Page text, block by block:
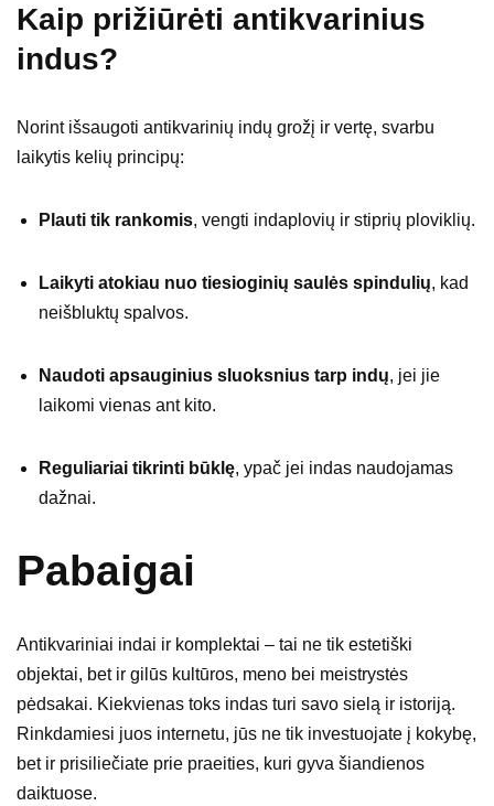
Kaip prižiūrėti antikvarinius
indus?
Norint išsaugoti antikvarinių indų grožį ir vertę, svarbu
laikytis kelių principų:
Plauti tik rankomis, vengti indaplovių ir stiprių ploviklių.
Laikyti atokiau nuo tiesioginių saulės spindulių, kad
neišbluktų spalvos.
Naudoti apsauginius sluoksnius tarp indų, jei jie
laikomi vienas ant kito.
Reguliariai tikrinti būklę, ypač jei indas naudojamas
dažnai.
Pabaigai
Antikvariniai indai ir komplektai – tai ne tik estetiški
objektai, bet ir gilūs kultūros, meno bei meistrystės
pėdsakai. Kiekvienas toks indas turi savo sielą ir istoriją.
Rinkdamiesi juos internetu, jūs ne tik investuojate į kokybę,
bet ir prisiliečiate prie praeities, kuri gyva šiandienos
daiktuose.